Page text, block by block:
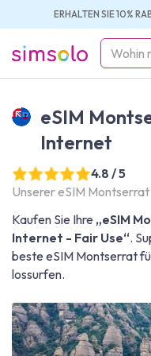
ERHALTEN SIE 10%
simsolo
eSIM
Internet
4.8 / 5
Unserer eSIM
Kaufen Sie Ihre „eSIM
Internet - Fair Use“.
beste eSIM Montserrat
lossurfen.